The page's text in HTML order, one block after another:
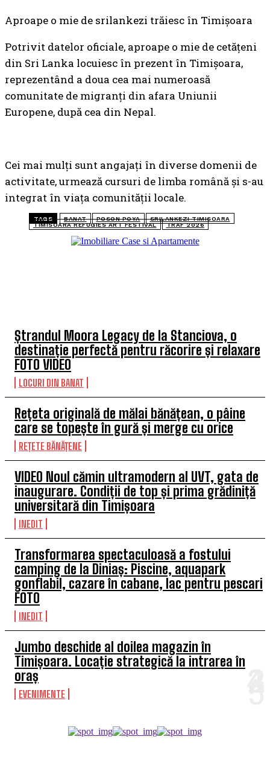
Ștrandul Moora Legacy de la Stanciova, o
destinație perfectă pentru răcorire și relaxare
FOTO VIDEO
LOCURI DIN BANAT
Rețeta originală de mălai bănățean, o pâine
care se topește în gură și merge cu orice
REȚETE BĂNĂȚENE
VIDEO Noul cămin ultramodern al UVT, gata de
inaugurare. Condiții de top și prima grădiniță
universitară din Timișoara
INEDIT
Transformarea spectaculoasă a fostului
camping de la Diniaș: Piscine, aquapark
gonflabil, cazare în cabane, lac pentru pescari
FOTO
INEDIT
Jumbo deschide al doilea magazin în
Timișoara. Locație strategică la intrarea în
oraș
EVENIMENTE
Aproape o mie de srilankezi trăiesc în Timișoara
Potrivit datelor oficiale, aproape o mie de cetățeni
din Sri Lanka locuiesc în prezent în Timișoara,
reprezentând a doua cea mai numeroasă
comunitate de migranți din afara Uniunii
Europene, după cea din Nepal.
Cei mai mulți sunt angajați în diverse domenii de
activitate, urmează cursuri de limba română și s-au
integrat în viața comunității locale.
TAGS BANAT POSON POYA
SRILANKEZI TIMISOARA
TIMISOARA REFUGIES ART FESTIVAL
TRAF 2026